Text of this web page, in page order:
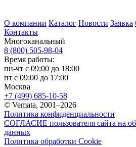
О компании Каталог Новости Заявка
Контакты
Многоканальный
8 (800) 505-98-04
Время работы:
пн-чт с 09:00 до 18:00
пт с 09:00 до 17:00
Москва
+7 (499) 685-10-58
© Vemata, 2001–2026
Политика конфиденциальности
СОГЛАСИЕ пользователя сайта на
данных
Политика обработки Cookie